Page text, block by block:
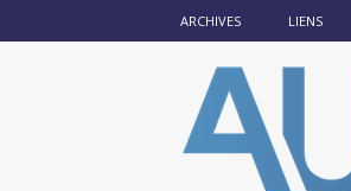
ARCHIVES LIENS